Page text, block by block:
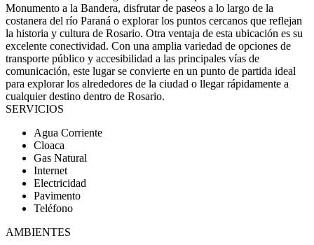
Monumento a la Bandera, disfrutar de paseos a lo largo de la
costanera del río Paraná o explorar los puntos cercanos que reflejan
la historia y cultura de Rosario. Otra ventaja de esta ubicación es su
excelente conectividad. Con una amplia variedad de opciones de
transporte público y accesibilidad a las principales vías de
comunicación, este lugar se convierte en un punto de partida ideal
para explorar los alrededores de la ciudad o llegar rápidamente a
cualquier destino dentro de Rosario.
SERVICIOS
Agua Corriente
Cloaca
Gas Natural
Internet
Electricidad
Pavimento
Teléfono
AMBIENTES